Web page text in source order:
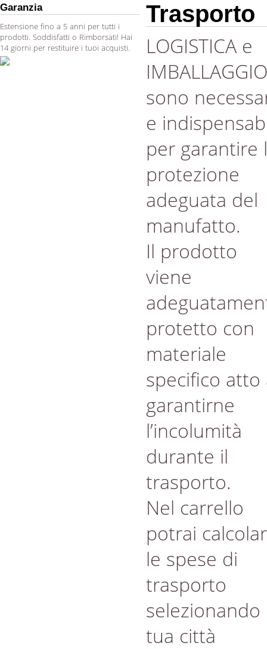
Garanzia
Estensione fino a 5 anni per tutti i
prodotti. Soddisfatti o Rimborsati! Hai
14 giorni per restituire i tuoi acquisti.
Trasporto
LOGISTICA e
IMBALLAGGIO
sono
e
per garantire
protezione
adeguata del
manufatto.
Il prodotto
viene
protetto con
materiale
specifico atto
garantirne
l’incolumità
durante il
trasporto.
Nel carrello
potrai
le spese di
trasporto
selezionando
tua città